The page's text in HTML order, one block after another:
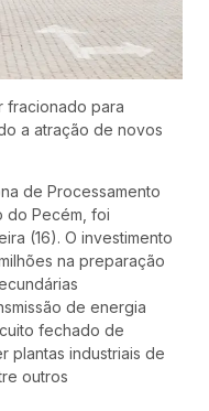
fracionado para
a atração de novos
de Processamento
do Pecém, foi
(16). O investimento
na preparação
de energia
fechado de
plantas industriais de
outros